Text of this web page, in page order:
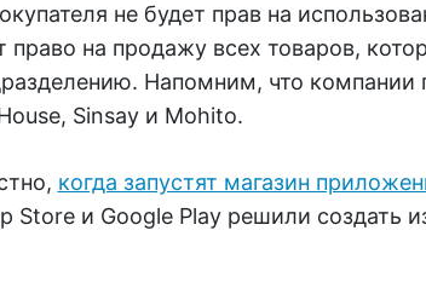
не будет прав на
право на продажу всех товаров,
Напомним, что компании
Sinsay и Mohito.
когда запустят магазин
Store и Google Play решили создать